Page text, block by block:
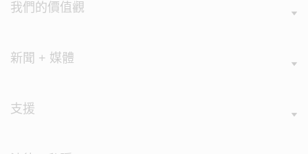
我們的價值觀
新聞 + 媒體
支援